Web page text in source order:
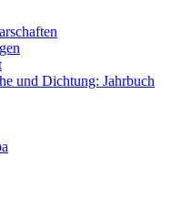
und Dichtung: Jahrbuch